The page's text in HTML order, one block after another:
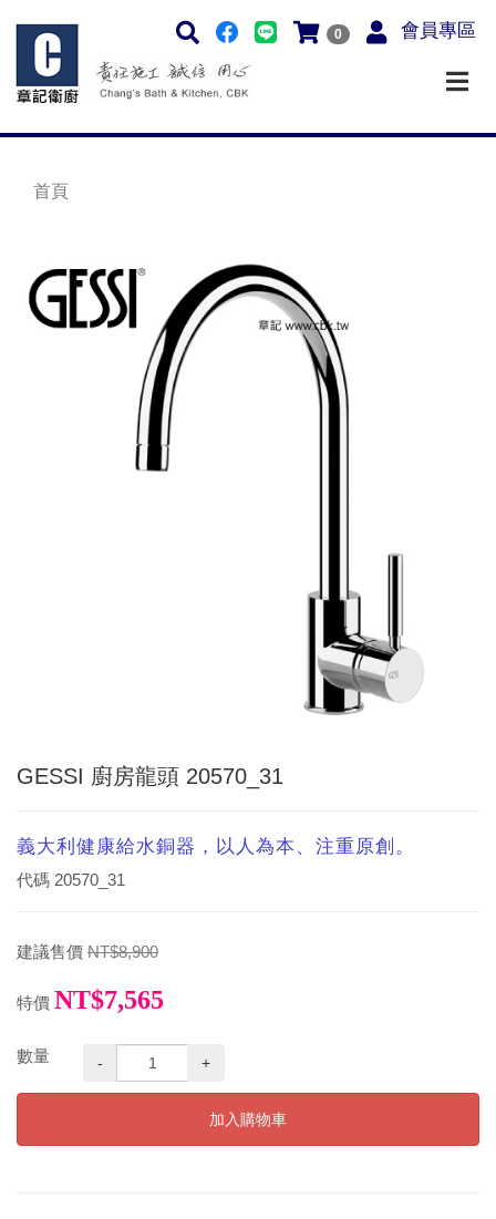
0 會員專區
首頁
GESSI 廚房龍頭 20570_31
義大利健康給水銅器，以人為本、注重原創。
代碼 20570_31
建議售價 NT$8,900
特價 NT$7,565
數量 - +
加入購物車